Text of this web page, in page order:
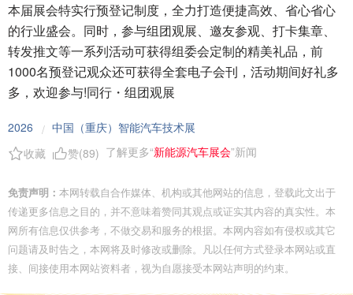
本届展会特实行预登记制度，全力打造便捷高效、省心省心
的行业盛会。同时，参与组团观展、邀友参观、打卡集章、
转发推文等一系列活动可获得组委会定制的精美礼品，前
1000名预登记观众还可获得全套电子会刊，活动期间好礼多
多，欢迎参与!同行・组团观展
2026 / 中国（重庆）智能汽车技术展
收藏
赞(89) 了解更多“新能源汽车展会”新闻
免责声明： 本网转载自合作媒体、机构或其他网站的信息，登载此文出于
传递更多信息之目的，并不意味着赞同其观点或证实其内容的真实性。本
网所有信息仅供参考，不做交易和服务的根据。本网内容如有侵权或其它
问题请及时告之，本网将及时修改或删除。凡以任何方式登录本网站或直
接、间接使用本网站资料者，视为自愿接受本网站声明的约束。